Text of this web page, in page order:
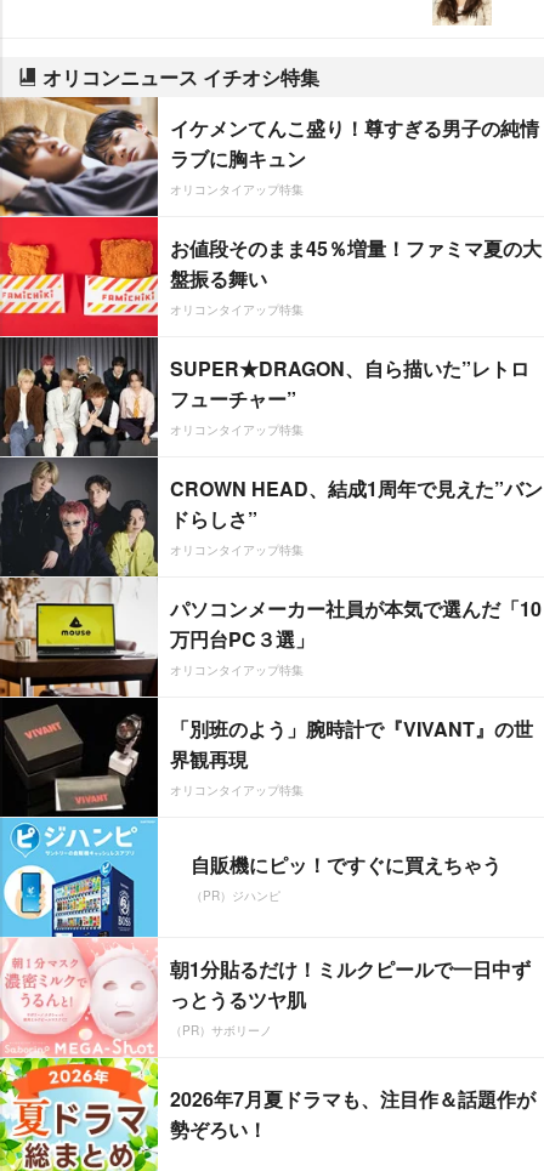
オリコンニュース イチオシ特集
イケメンてんこ盛り！尊すぎる男子の純情
ラブに胸キュン
オリコンタイアップ特集
お値段そのまま45％増量！ファミマ夏の大
盤振る舞い
オリコンタイアップ特集
SUPER★DRAGON、自ら描いた”レトロ
フューチャー”
オリコンタイアップ特集
CROWN HEAD、結成1周年で見えた”バン
ドらしさ”
オリコンタイアップ特集
パソコンメーカー社員が本気で選んだ「10
万円台PC３選」
オリコンタイアップ特集
「別班のよう」腕時計で『VIVANT』の世
界観再現
オリコンタイアップ特集
自販機にピッ！ですぐに買えちゃう
（PR）ジハンピ
朝1分貼るだけ！ミルクピールで一日中ず
っとうるツヤ肌
（PR）サボリーノ
2026年7月夏ドラマも、注目作＆話題作が
勢ぞろい！